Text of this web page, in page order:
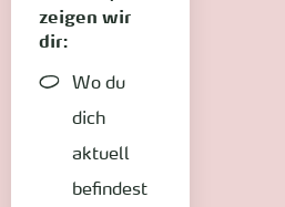
zeigen wir
dir:
Wo du
dich
aktuell
befindest